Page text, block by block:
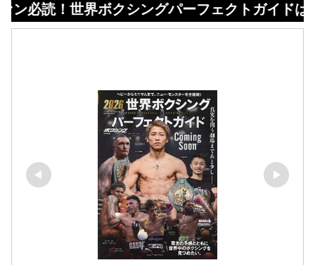
界ボクシングパーフェクトガイドはコチラ